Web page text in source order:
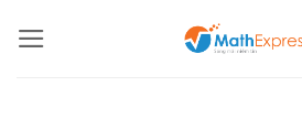
qua